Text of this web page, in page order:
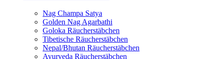
Nag Champa Satya
Golden Nag Agarbathi
Goloka Räucherstäbchen
Tibetische Räucherstäbchen
Nepal/Bhutan Räucherstäbchen
Ayurveda Räucherstäbchen